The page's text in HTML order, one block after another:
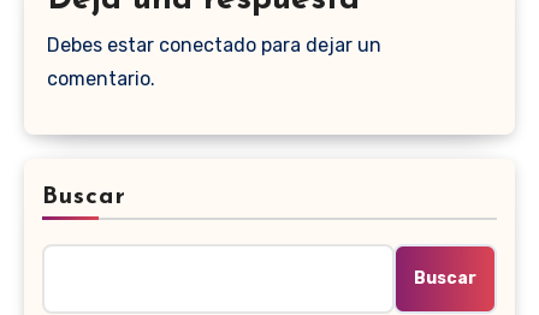
Debes estar conectado para dejar un
comentario.
Buscar
Buscar